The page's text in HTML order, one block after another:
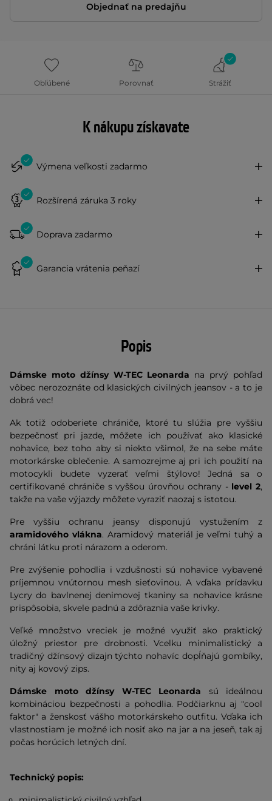
Objednať na predajňu
Obľúbené Porovnať Strážiť
K nákupu získavate
Výmena veľkosti zadarmo
Rozšírená záruka 3 roky
Doprava zadarmo
Garancia vrátenia peňazí
Popis
Dámske moto džínsy W-TEC Leonarda na prvý pohľad
vôbec nerozoznáte od klasických civilných jeansov - a to je
dobrá vec!
Ak totiž odoberiete chrániče, ktoré tu slúžia pre vyššiu
bezpečnosť pri jazde, môžete ich používať ako klasické
nohavice, bez toho aby si niekto všimol, že na sebe máte
motorkárske oblečenie. A samozrejme aj pri ich použití na
motocykli budete vyzerať veľmi štýlovo! Jedná sa o
certifikované chrániče s vyššou úrovňou ochrany - level 2,
takže na vaše výjazdy môžete vyraziť naozaj s istotou.
Pre vyššiu ochranu jeansy disponujú vystužením z
aramidového vlákna. Aramidový materiál je veľmi tuhý a
chráni látku proti nárazom a oderom.
Pre zvýšenie pohodlia i vzdušnosti sú nohavice vybavené
príjemnou vnútornou mesh sieťovinou. A vďaka prídavku
Lycry do bavlnenej denimovej tkaniny sa nohavice krásne
prispôsobia, skvele padnú a zdôraznia vaše krivky.
Veľké množstvo vreciek je možné využiť ako praktický
úložný priestor pre drobnosti. Vcelku minimalistický a
tradičný džínsový dizajn týchto nohavíc dopĺňajú gombíky,
nity aj kovový zips.
Dámske moto džínsy W-TEC Leonarda sú ideálnou
kombináciou bezpečnosti a pohodlia. Podčiarknu aj "cool
faktor" a ženskosť vášho motorkárskeho outfitu. Vďaka ich
vlastnostiam je možné ich nosiť ako na jar a na jeseň, tak aj
počas horúcich letných dní.
Technický popis: